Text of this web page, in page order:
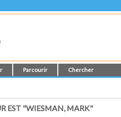
Parcourir Chercher
EST "WIESMAN, MARK"